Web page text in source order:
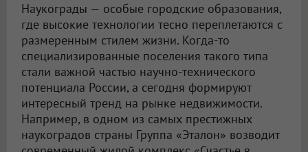
Наукограды — особые городские образования,
где высокие технологии тесно переплетаются с
размеренным стилем жизни. Когда-то
специализированные поселения такого типа
стали важной частью научно-технического
потенциала России, а сегодня формируют
интересный тренд на рынке недвижимости.
Например, в одном из самых престижных
наукоградов страны Группа «Эталон» возводит